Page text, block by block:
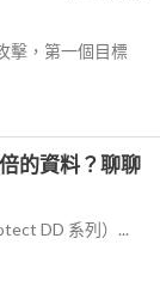
擊，第一個目標
的資料？聊聊
DD 系列）...